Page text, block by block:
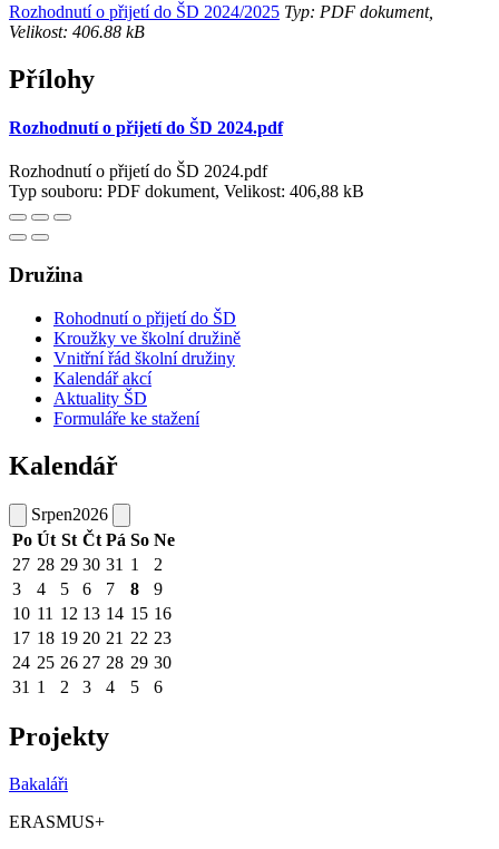
Rozhodnutí o přijetí do ŠD 2024/2025 Typ: PDF dokument,
Velikost: 406.88 kB
Přílohy
Rozhodnutí o přijetí do ŠD 2024.pdf
Rozhodnutí o přijetí do ŠD 2024.pdf
Typ souboru: PDF dokument, Velikost: 406,88 kB
Družina
Rohodnutí o přijetí do ŠD
Kroužky ve školní družině
Vnitřní řád školní družiny
Kalendář akcí
Aktuality ŠD
Formuláře ke stažení
Kalendář
Srpen2026
Po Út St Čt Pá So Ne
27 28 29 30 31 1
2
3
4 5 6 7 8
9
10 11 12 13 14 15 16
17 18 19 20 21 22 23
24 25 26 27 28 29 30
31 1 2 3 4 5 6
Projekty
Bakaláři
ERASMUS+